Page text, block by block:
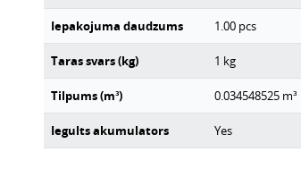
Iepakojuma daudzums 1.00 pcs
Taras svars (kg) 1 kg
Tilpums (m³) 0.034548525 m³
Iegults akumulators Yes